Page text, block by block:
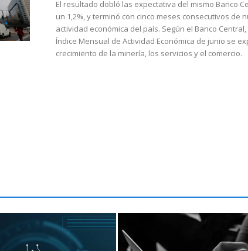
El resultado dobló las expectativa del mismo Banco
un 1,2%, y terminó con cinco meses consecutivos de
actividad económica del país. Según el Banco
Índice Mensual de Actividad Económica de junio se
crecimiento de la minería, los servicios y el comercio.